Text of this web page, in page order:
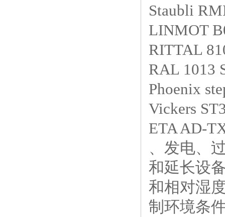
Staubli
LINMOT
RITTAL
RAL
Phoenix
Vickers
ETA AD-
、发电、
和延长设
和相对湿
制环境条